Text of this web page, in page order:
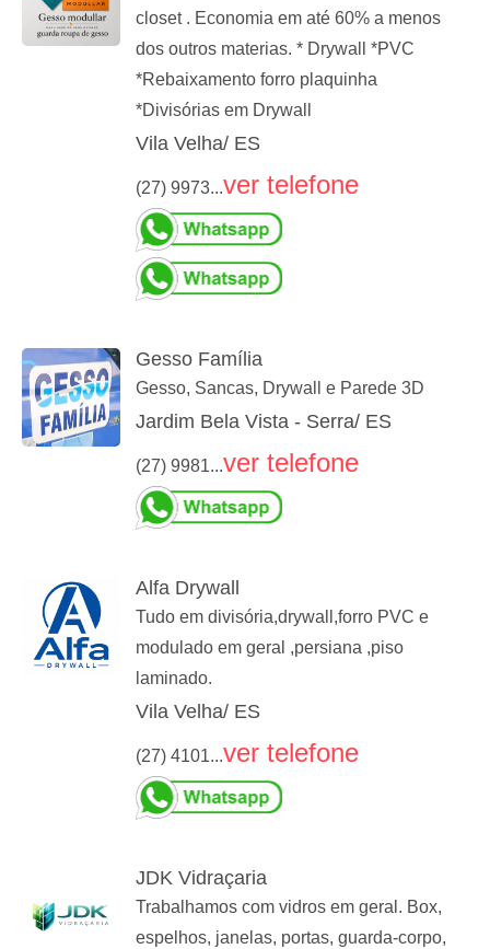
closet . Economia em até 60% a menos
dos outros materias. * Drywall *PVC
*Rebaixamento forro plaquinha
*Divisórias em Drywall
Vila Velha/ ES
(27) 9973...ver telefone
Gesso Família
Gesso, Sancas, Drywall e Parede 3D
Jardim Bela Vista - Serra/ ES
(27) 9981...ver telefone
Alfa Drywall
Tudo em divisória,drywall,forro PVC e
modulado em geral ,persiana ,piso
laminado.
Vila Velha/ ES
(27) 4101...ver telefone
JDK Vidraçaria
Trabalhamos com vidros em geral. Box,
espelhos, janelas, portas, guarda-corpo,